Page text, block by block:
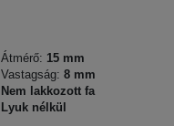
Átmérő: 15 mm
Vastagság: 8 mm
Nem lakkozott fa
Lyuk nélkül